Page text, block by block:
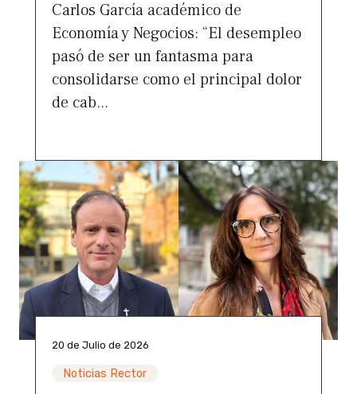
Carlos García académico de
Economía y Negocios: “El desempleo
pasó de ser un fantasma para
consolidarse como el principal dolor
de cab...
20 de Julio de 2026
Noticias Rector